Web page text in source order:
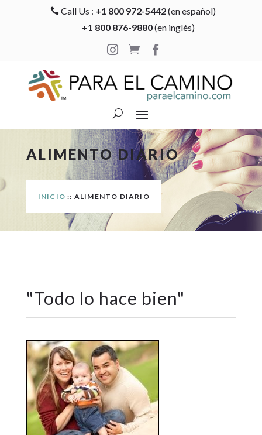
 Call Us : +1 800 972-5442(en español)
+1 800 876-9880(en inglés)

 
ALIMENTO DIARIO
INICIO :: ALIMENTO DIARIO
"Todo lo hace bien"